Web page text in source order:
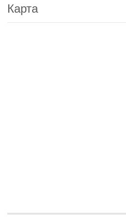
Карта